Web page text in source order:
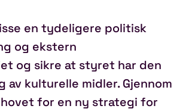
en tydeligere politisk
og ekstern
og sikre at styret har den
av kulturelle midler. Gjennom
for en ny strategi for